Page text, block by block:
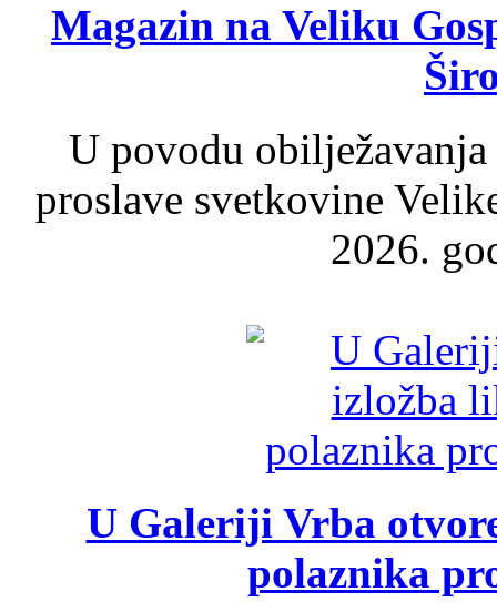
Magazin na Veliku
U povodu
proslave svetkovine
2026.
U Galeriji Vrba
polaznika